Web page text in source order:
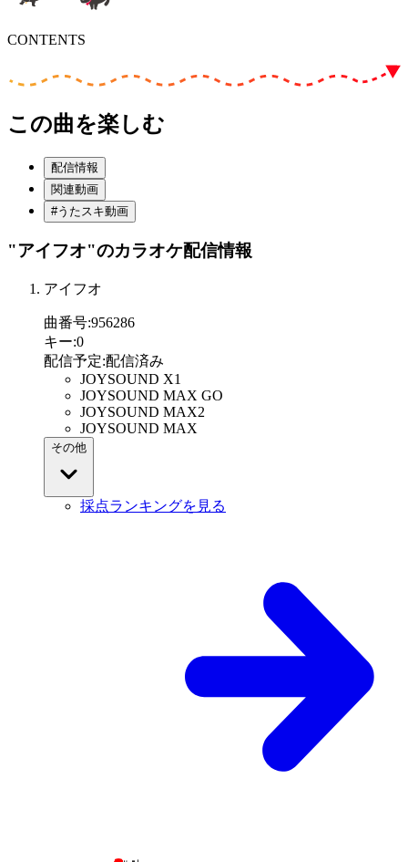
CONTENTS
この曲を楽しむ
配信情報
関連動画
#うたスキ動画
"アイフオ"のカラオケ配信情報
アイフオ
曲番号:956286
キー:0
配信予定:配信済み
JOYSOUND X1
JOYSOUND MAX GO
JOYSOUND MAX2
JOYSOUND MAX
その他
採点ランキングを見る